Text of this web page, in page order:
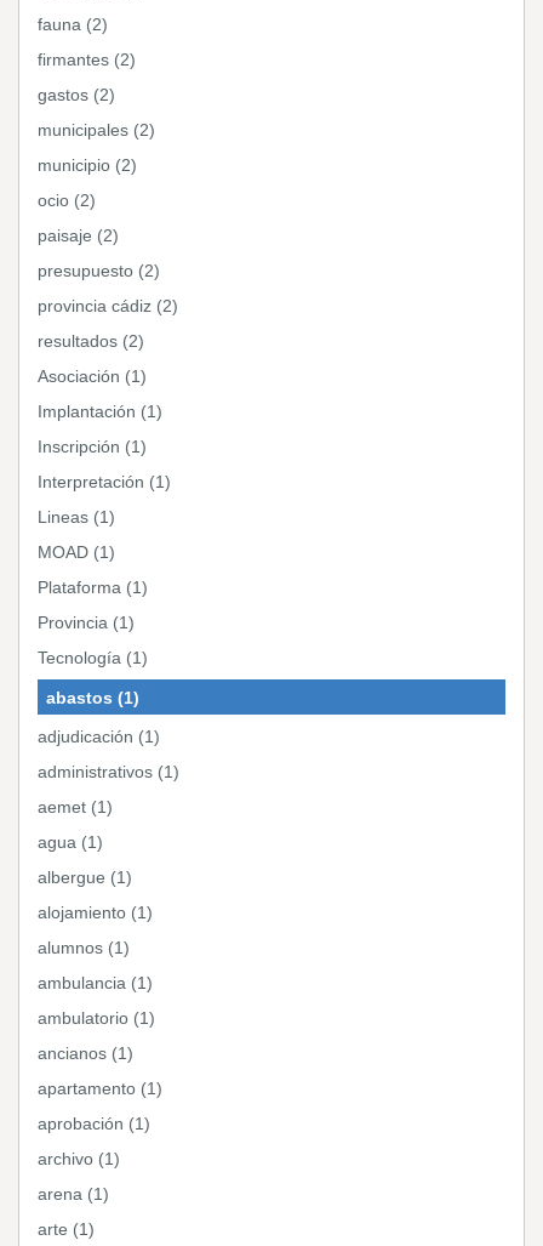
fauna (2)
firmantes (2)
gastos (2)
municipales (2)
municipio (2)
ocio (2)
paisaje (2)
presupuesto (2)
provincia cádiz (2)
resultados (2)
Asociación (1)
Implantación (1)
Inscripción (1)
Interpretación (1)
Lineas (1)
MOAD (1)
Plataforma (1)
Provincia (1)
Tecnología (1)
abastos (1)
adjudicación (1)
administrativos (1)
aemet (1)
agua (1)
albergue (1)
alojamiento (1)
alumnos (1)
ambulancia (1)
ambulatorio (1)
ancianos (1)
apartamento (1)
aprobación (1)
archivo (1)
arena (1)
arte (1)